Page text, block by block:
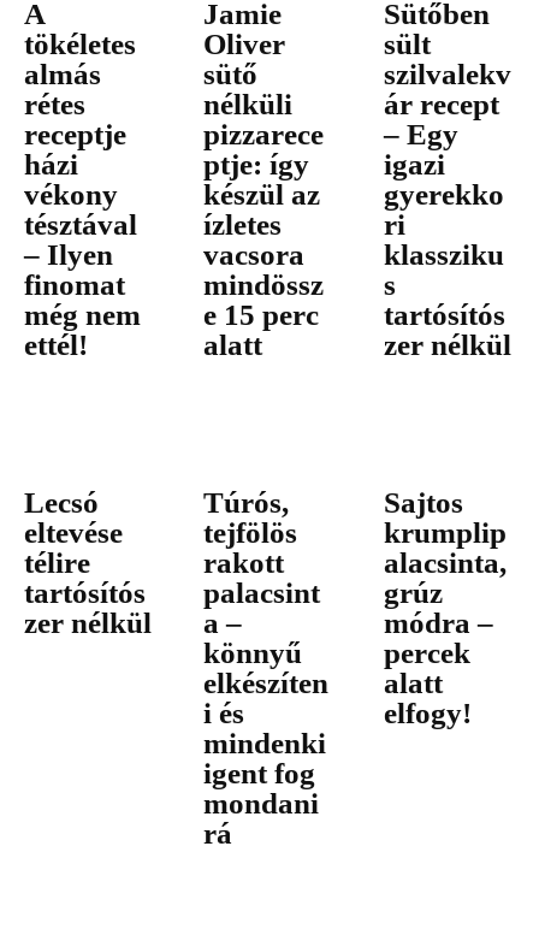
A
tökéletes
almás
rétes
receptje
házi
vékony
tésztával
– Ilyen
finomat
még nem
ettél!
Jamie
Oliver
sütő
nélküli
pizzarece
ptje: így
készül az
ízletes
vacsora
mindössz
e 15 perc
alatt
Sütőben
sült
szilvalekv
ár recept
– Egy
igazi
gyerekko
ri
klassziku
s
tartósítós
zer nélkül
Lecsó
eltevése
télire
tartósítós
zer nélkül
Túrós,
tejfölös
rakott
palacsint
a –
könnyű
elkészíten
i és
mindenki
igent fog
mondani
rá
Sajtos
krumplip
alacsinta,
grúz
módra –
percek
alatt
elfogy!